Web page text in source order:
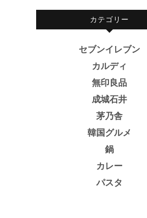
カテゴリー
セブンイレブン
カルディ
無印良品
成城石井
茅乃舎
韓国グルメ
鍋
カレー
パスタ